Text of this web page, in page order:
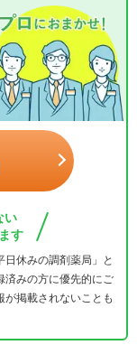
い
す
日休みの調剤薬局」と
済みの方に優先的にご
掲載されないことも